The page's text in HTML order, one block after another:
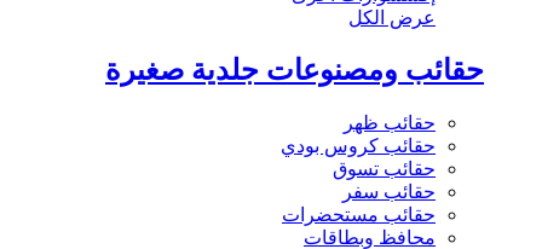
عرض الكل
حقائب ومصنوعات جلدية صغيرة
حقائب ظهر
حقائب كروس بودي
حقائب تسوق
حقائب سفر
حقائب مستحضرات
محافظ وبطاقات